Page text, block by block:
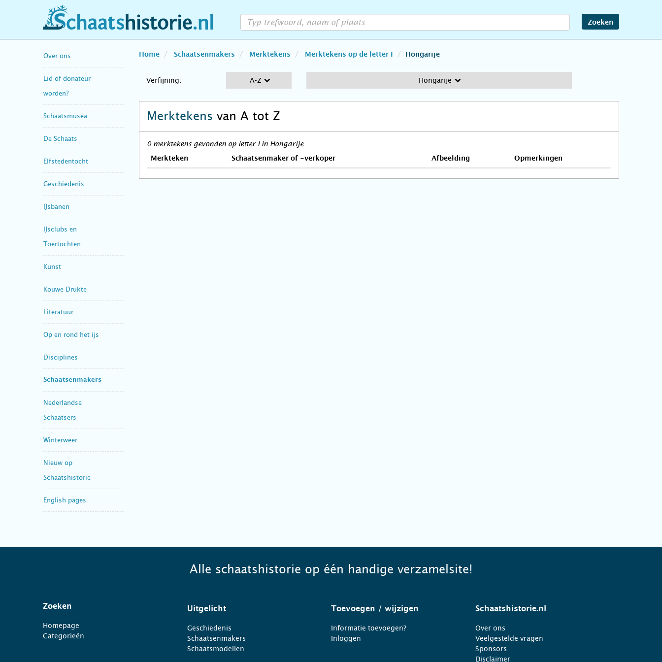
schaatshistorie.nl Zoeken
Over ons
Lid of donateur
worden?
Schaatsmusea
De Schaats
Elfstedentocht
Geschiedenis
IJsbanen
IJsclubs en
Toertochten
Kunst
Kouwe Drukte
Literatuur
Op en rond het ijs
Disciplines
Schaatsenmakers
Nederlandse
Schaatsers
Winterweer
Nieuw op
Schaatshistorie
English pages
Home Schaatsenmakers Merktekens Merktekens op de letter I Hongarije
Verfijning: A-Z Hongarije
Merktekens van A tot Z
0 merktekens gevonden op letter I in Hongarije
Merkteken Schaatsenmaker of -verkoper Afbeelding Opmerkingen
Alle schaatshistorie op één handige verzamelsite!
Zoeken
Homepage
Categorieën
Uitgelicht
Geschiedenis
Schaatsenmakers
Schaatsmodellen
Toevoegen / wijzigen
Informatie toevoegen?
Inloggen
Schaatshistorie.nl
Over ons
Veelgestelde vragen
Sponsors
Disclaimer